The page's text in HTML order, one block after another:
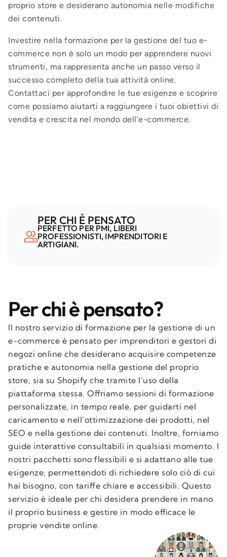
proprio store e desiderano autonomia nelle modifiche
dei contenuti.
Investire nella formazione per la gestione del tuo e-
commerce non è solo un modo per apprendere nuovi
strumenti, ma rappresenta anche un passo verso il
successo completo della tua attività online.
Contattaci per approfondire le tue esigenze e scoprire
come possiamo aiutarti a raggiungere i tuoi obiettivi di
vendita e crescita nel mondo dell’e-commerce.
PER CHI È PENSATO
PERFETTO PER PMI, LIBERI
PROFESSIONISTI, IMPRENDITORI E
ARTIGIANI.
Per chi è pensato?
Il nostro servizio di formazione per la gestione di un
e-commerce è pensato per imprenditori e gestori di
negozi online che desiderano acquisire competenze
pratiche e autonomia nella gestione del proprio
store, sia su Shopify che tramite l’uso della
piattaforma stessa. Offriamo sessioni di formazione
personalizzate, in tempo reale, per guidarti nel
caricamento e nell’ottimizzazione dei prodotti, nel
SEO e nella gestione dei contenuti. Inoltre, forniamo
guide interattive consultabili in qualsiasi momento. I
nostri pacchetti sono flessibili e si adattano alle tue
esigenze, permettendoti di richiedere solo ciò di cui
hai bisogno, con tariffe chiare e accessibili. Questo
servizio è ideale per chi desidera prendere in mano
il proprio business e gestire in modo efficace le
proprie vendite online.